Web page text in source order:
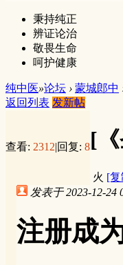
秉持纯正
辨证论治
敬畏生命
呵护健康
纯中医»论坛 › 蒙城郎中
返回列表 发新帖
查看: 2312|回复: 8[
火 [
发表于 2023-12-24
注册成